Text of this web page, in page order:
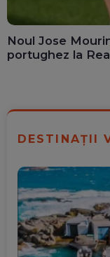
Noul Jose
portughez la
DESTINAȚII